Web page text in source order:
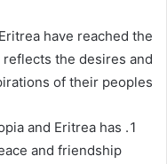
have reached the
the desires and
of their peoples:-
and Eritrea has
and friendship